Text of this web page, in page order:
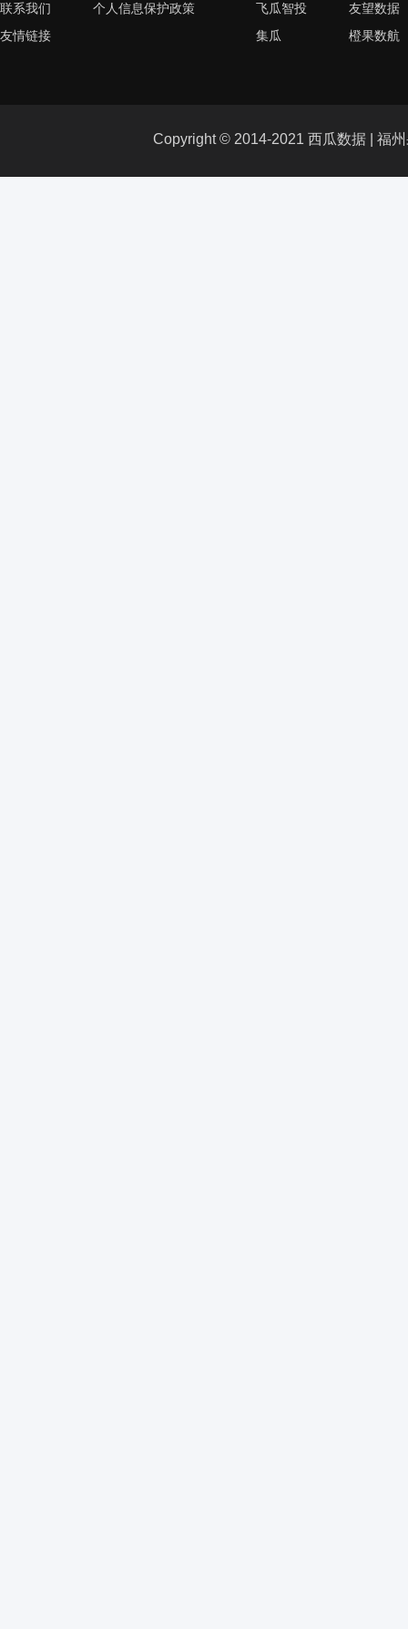
联系我们
友情链接
个人信息保护政策
飞瓜智投
集瓜
友望数据
橙果数航
Copyright © 2014-2021 西瓜数据 | 福